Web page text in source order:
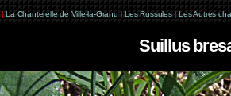
| La Chanterelle de Ville-la-Grand | Les Russules | Les Autres
Suillus